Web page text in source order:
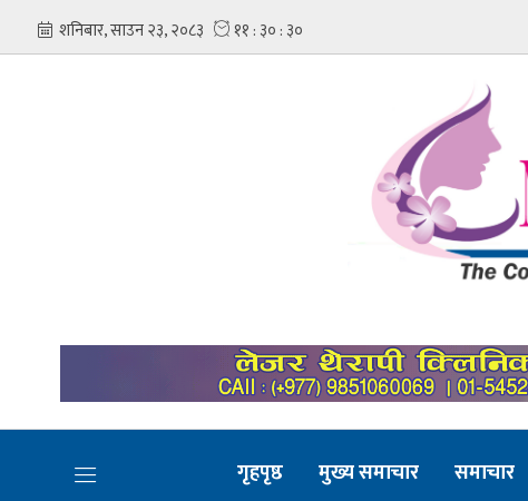
गृहपृष्ठ मुख्य समाचार समाचार